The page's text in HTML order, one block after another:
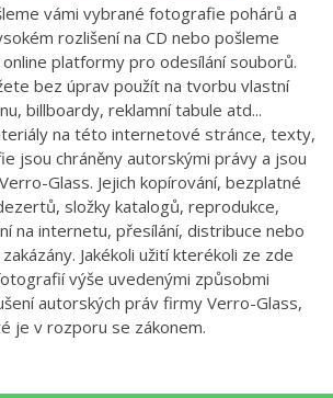
vámi vybrané fotografie pohárů a
rozlišení na CD nebo pošleme
platformy pro odesílání souborů.
bez úprav použít na tvorbu vlastní
billboardy, reklamní tabule atd...
na této internetové stránce, texty,
jsou chráněny autorskými právy a jsou
Glass. Jejich kopírování, bezplatné
složky katalogů, reprodukce,
na internetu, přesílání, distribuce nebo
Jakékoli užití kterékoli ze zde
výše uvedenými způsobmi
autorských práv firmy Verro-Glass,
je v rozporu se zákonem.